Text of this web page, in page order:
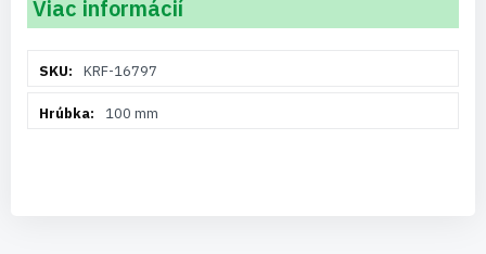
Viac informácií
informáciíKRF-16797
100 mm